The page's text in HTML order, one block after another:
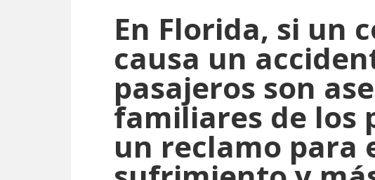
En Florida, si un
causa un
pasajeros son
familiares de los
un reclamo para